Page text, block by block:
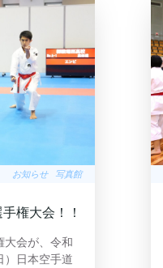
お知らせ 写真館
権大会！！
大会が、令和
）日本空手道